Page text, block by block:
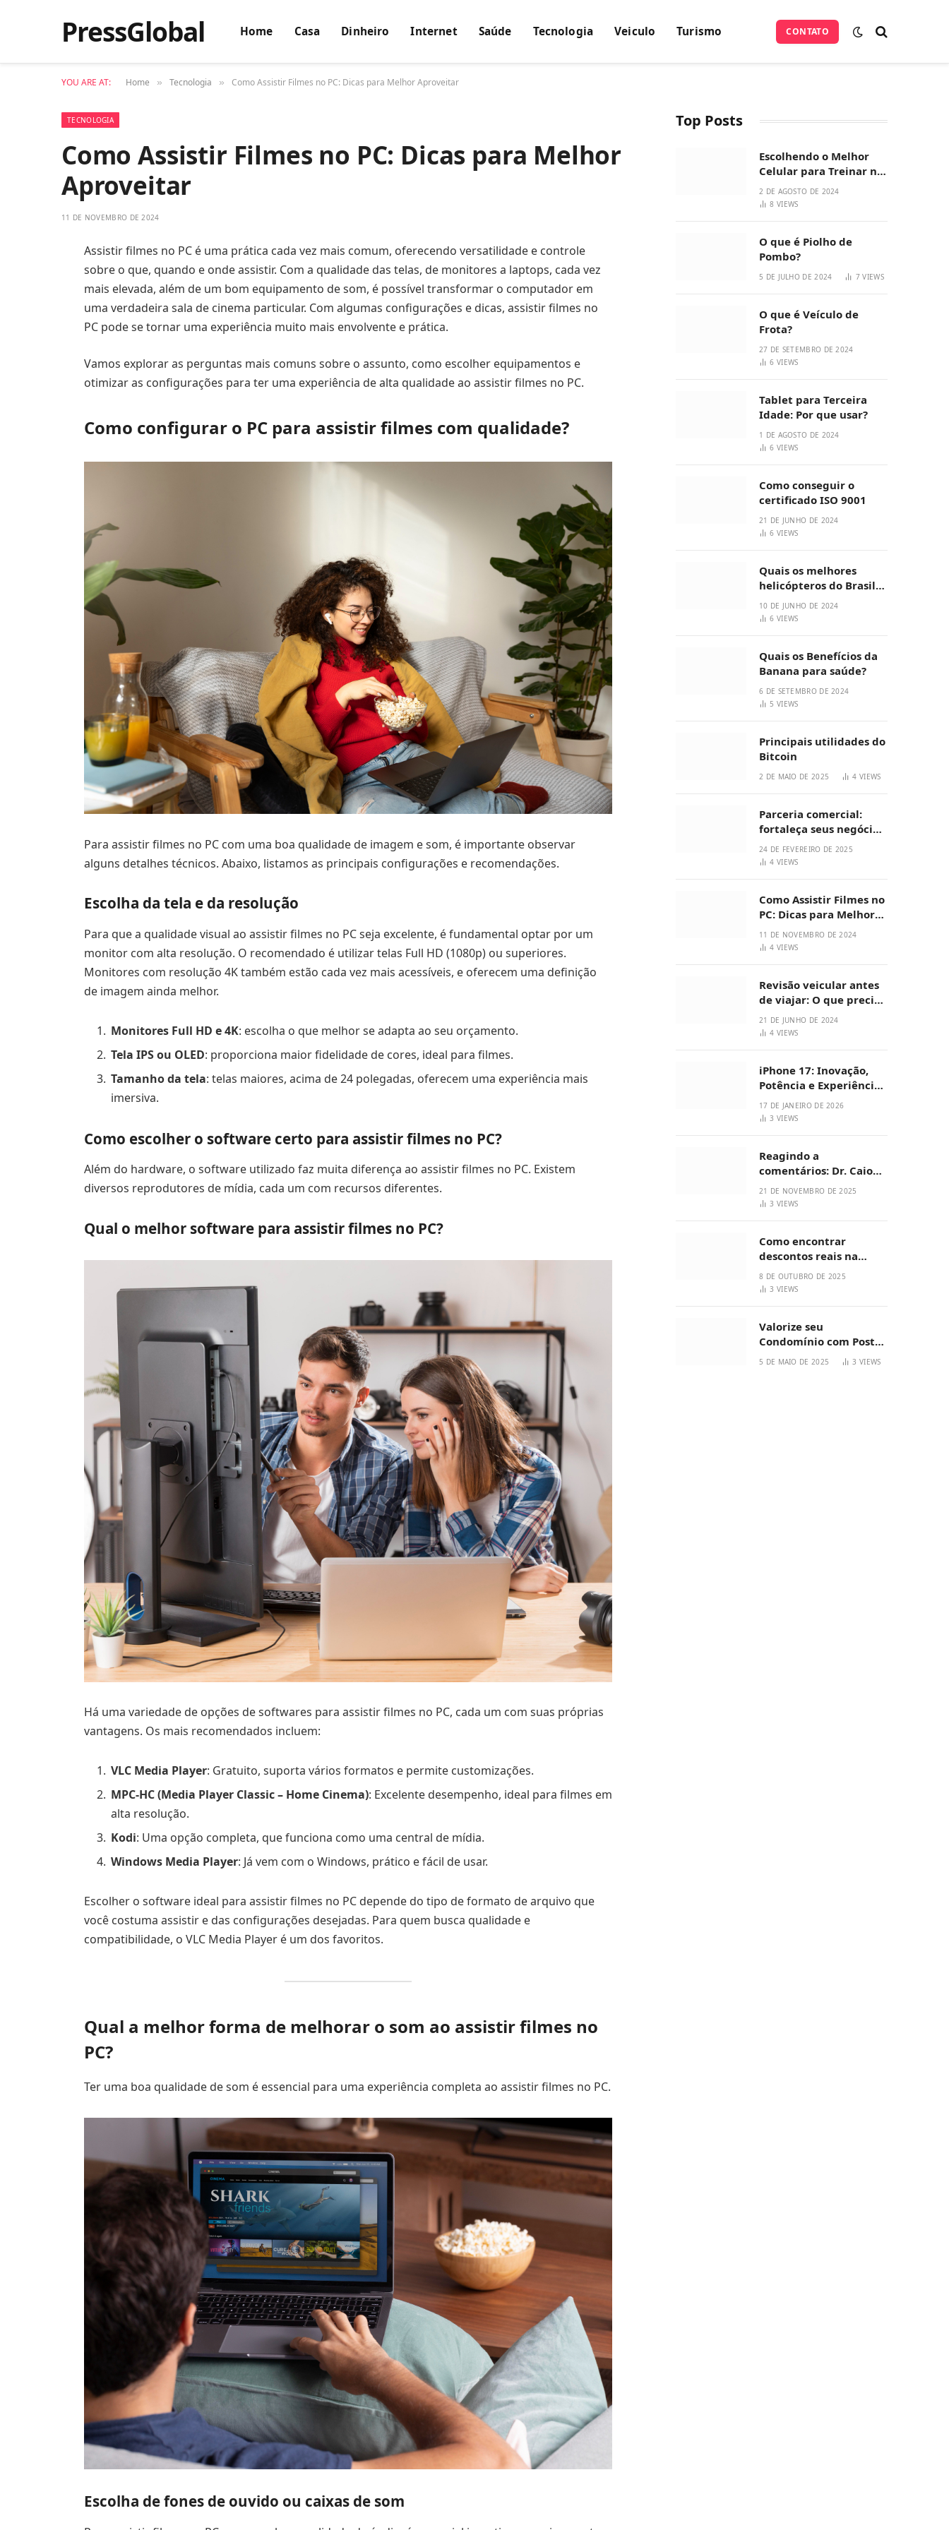
PressGlobal Home Casa Dinheiro Internet Saúde Tecnologia Veiculo Turismo CONTATO
YOU ARE AT: Home » Tecnologia » Como Assistir Filmes no PC: Dicas para Melhor Aproveitar
TECNOLOGIA
Como Assistir Filmes no PC: Dicas para Melhor
Aproveitar
11 DE NOVEMBRO DE 2024
Assistir filmes no PC é uma prática cada vez mais comum, oferecendo versatilidade e controle
sobre o que, quando e onde assistir. Com a qualidade das telas, de monitores a laptops, cada vez
mais elevada, além de um bom equipamento de som, é possível transformar o computador em
uma verdadeira sala de cinema particular. Com algumas configurações e dicas, assistir filmes no
PC pode se tornar uma experiência muito mais envolvente e prática.
Vamos explorar as perguntas mais comuns sobre o assunto, como escolher equipamentos e
otimizar as configurações para ter uma experiência de alta qualidade ao assistir filmes no PC.
Como configurar o PC para assistir filmes com qualidade?
Para assistir filmes no PC com uma boa qualidade de imagem e som, é importante observar
alguns detalhes técnicos. Abaixo, listamos as principais configurações e recomendações.
Escolha da tela e da resolução
Para que a qualidade visual ao assistir filmes no PC seja excelente, é fundamental optar por um
monitor com alta resolução. O recomendado é utilizar telas Full HD (1080p) ou superiores.
Monitores com resolução 4K também estão cada vez mais acessíveis, e oferecem uma definição
de imagem ainda melhor.
Monitores Full HD e 4K: escolha o que melhor se adapta ao seu orçamento.
Tela IPS ou OLED: proporciona maior fidelidade de cores, ideal para filmes.
Tamanho da tela: telas maiores, acima de 24 polegadas, oferecem uma experiência mais
imersiva.
Como escolher o software certo para assistir filmes no PC?
Além do hardware, o software utilizado faz muita diferença ao assistir filmes no PC. Existem
diversos reprodutores de mídia, cada um com recursos diferentes.
Qual o melhor software para assistir filmes no PC?
Há uma variedade de opções de softwares para assistir filmes no PC, cada um com suas próprias
vantagens. Os mais recomendados incluem:
VLC Media Player: Gratuito, suporta vários formatos e permite customizações.
MPC-HC (Media Player Classic – Home Cinema): Excelente desempenho, ideal para filmes em
alta resolução.
Kodi: Uma opção completa, que funciona como uma central de mídia.
Windows Media Player: Já vem com o Windows, prático e fácil de usar.
Escolher o software ideal para assistir filmes no PC depende do tipo de formato de arquivo que
você costuma assistir e das configurações desejadas. Para quem busca qualidade e
compatibilidade, o VLC Media Player é um dos favoritos.
Qual a melhor forma de melhorar o som ao assistir filmes no
PC?
Ter uma boa qualidade de som é essencial para uma experiência completa ao assistir filmes no PC.
Escolha de fones de ouvido ou caixas de som
Top Posts
Escolhendo o Melhor
Celular para Treinar na
Academia
2 DE AGOSTO DE 2024
8 VIEWS
O que é Piolho de
Pombo?
5 DE JULHO DE 2024 7VIEWS
O que é Veículo de
Frota?
27 DE SETEMBRO DE 2024
6 VIEWS
Tablet para Terceira
Idade: Por que usar?
1 DE AGOSTO DE 2024
6 VIEWS
Como conseguir o
certificado ISO 9001
21 DE JUNHO DE 2024
6 VIEWS
Quais os melhores
helicópteros do Brasil?
3 Opções
10 DE JUNHO DE 2024
6 VIEWS
Quais os Benefícios da
Banana para saúde?
6 DE SETEMBRO DE 2024
5 VIEWS
Principais utilidades do
Bitcoin
2 DE MAIO DE 2025 4VIEWS
Parceria comercial:
fortaleça seus negócios
hoje
24 DE FEVEREIRO DE 2025
4 VIEWS
Como Assistir Filmes no
PC: Dicas para Melhor
Aproveitar
11 DE NOVEMBRO DE 2024
4 VIEWS
Revisão veicular antes
de viajar: O que precisa
para viagem?
21 DE JUNHO DE 2024
4 VIEWS
iPhone 17: Inovação,
Potência e Experiência
Premium
17 DE JANEIRO DE 2026
3 VIEWS
Reagindo a
comentários: Dr. Caio
Villaça traz respostas
saudáveis sobre
21 DE NOVEMBRO DE 2025
3 VIEWS
Como encontrar
descontos reais na
Black Friday
8 DE OUTUBRO DE 2025
3 VIEWS
Valorize seu
Condomínio com Poste
de Aço de Alta
5 DE MAIO DE 2025 3VIEWS